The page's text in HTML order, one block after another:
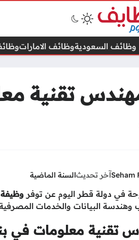
وظائف السعوديةوظائف الامارات
تقنية
Sehamآخر تحديثالسنة الماضية
في دولة قطر اليوم عن توفر
البيانات والخدمات المصرفية
تقنية معلومات في